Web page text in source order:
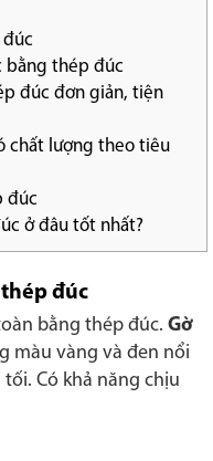
bằng thép đúc
đúc đơn giản, tiện
chất lượng theo tiêu
đúc
ở đâu tốt nhất?
đúc
bằng thép đúc. Gờ
màu vàng và đen nổi
Có khả năng chịu